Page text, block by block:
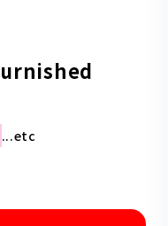
...etc